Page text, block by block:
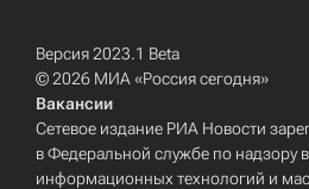
Версия 2023.1 Beta
© 2026 МИА «Россия сегодня»
Вакансии
Сетевое издание РИА Новости
в Федеральной службе по надзору
информационных технологий и